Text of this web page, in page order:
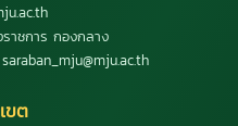
าชการ กองกลาง
ขต